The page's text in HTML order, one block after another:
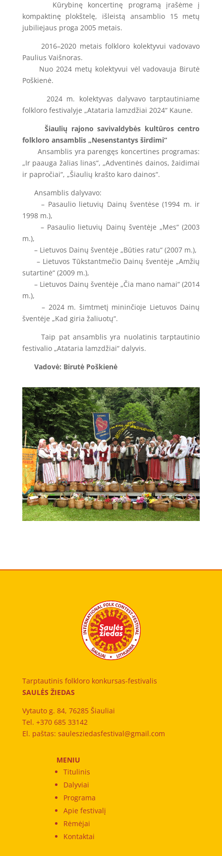
Kūrybinę koncertinę programą įrašėme į
kompaktinę plokštelę, išleistą ansamblio 15 metų
jubiliejaus proga 2005 metais.
2016–2020 metais folkloro kolektyvui vadovavo
Paulius Vaišnoras.
Nuo 2024 metų kolektyvui vėl vadovauja Birutė
Poškienė.
2024 m. kolektyvas dalyvavo tarptautiniame
folkloro festivalyje „Atataria lamzdžiai 2024“ Kaune.
Šiaulių rajono savivaldybės kultūros centro
folkloro ansamblis „Nesenstantys širdimi“
Ansamblis yra parengęs koncertines programas:
„Ir paauga žalias linas“, „Adventinės dainos, žaidimai
ir papročiai“, „Šiaulių krašto karo dainos“.
Ansamblis dalyvavo:
– Pasaulio lietuvių Dainų šventėse (1994 m. ir
1998 m.),
– Pasaulio lietuvių Dainų šventėje „Mes“ (2003
m.),
– Lietuvos Dainų šventėje „Būties ratu“ (2007 m.),
– Lietuvos Tūkstantmečio Dainų šventėje „Amžių
sutartinė“ (2009 m.),
– Lietuvos Dainų šventėje „Čia mano namai“ (2014
m.),
– 2024 m. šimtmetį mininčioje Lietuvos Dainų
šventėje „Kad giria žaliuotų“.
Taip pat ansamblis yra nuolatinis tarptautinio
festivalio „Atataria lamzdžiai“ dalyvis.
Vadovė: Birutė Poškienė
Tarptautinis folkloro konkursas-festivalis
SAULĖS ŽIEDAS
Vytauto g. 84, 76285 Šiauliai
Tel. +370 685 33142
El. paštas: saulesziedasfestival@gmail.com
MENIU
Titulinis
Dalyviai
Programa
Apie festivalį
Rėmėjai
Kontaktai